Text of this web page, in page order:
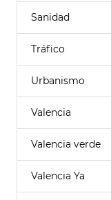
Sanidad
Tráfico
Urbanismo
Valencia
Valencia verde
Valencia Ya